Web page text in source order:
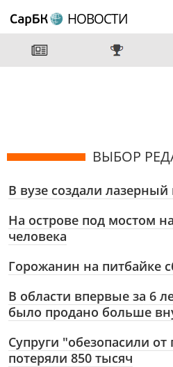
НОВОСТИ
ВЫБОР
В вузе создали
На острове под мостом
человека
Горожанин на питбайке
В области впервые за 6
было продано больше
Супруги "обезопасили
потеряли 850 тысяч